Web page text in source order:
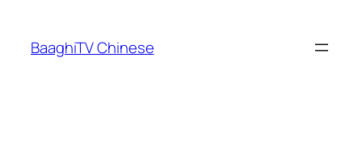
content
BaaghiTV Chinese